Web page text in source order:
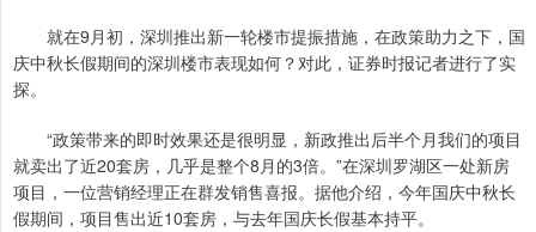
就在9月初，深圳推出新一轮楼市提振措施，在政策助力之下，国
庆中秋长假期间的深圳楼市表现如何？对此，证券时报记者进行了实
探。
“政策带来的即时效果还是很明显，新政推出后半个月我们的项目
就卖出了近20套房，几乎是整个8月的3倍。”在深圳罗湖区一处新房
项目，一位营销经理正在群发销售喜报。据他介绍，今年国庆中秋长
假期间，项目售出近10套房，与去年国庆长假基本持平。